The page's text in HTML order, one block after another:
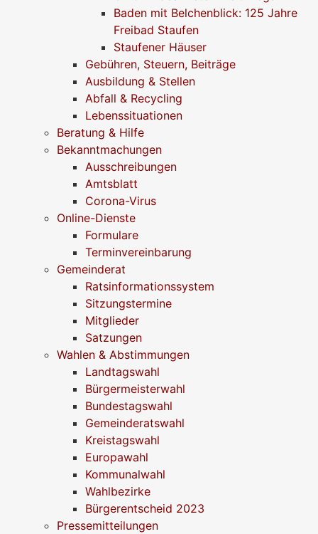
Baden mit Belchenblick: 125 Jahre
Freibad Staufen
Staufener Häuser
Gebühren, Steuern, Beiträge
Ausbildung & Stellen
Abfall & Recycling
Lebenssituationen
Beratung & Hilfe
Bekanntmachungen
Ausschreibungen
Amtsblatt
Corona-Virus
Online-Dienste
Formulare
Terminvereinbarung
Gemeinderat
Ratsinformationssystem
Sitzungstermine
Mitglieder
Satzungen
Wahlen & Abstimmungen
Landtagswahl
Bürgermeisterwahl
Bundestagswahl
Gemeinderatswahl
Kreistagswahl
Europawahl
Kommunalwahl
Wahlbezirke
Bürgerentscheid 2023
Pressemitteilungen